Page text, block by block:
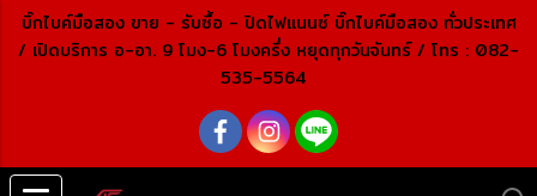
บิ๊กไบค์มือสอง ขาย - รับซื้อ - ปิดไฟแนนซ์ บิ๊กไบค์มือสอง ทั่วประเทศ
/ เปิดบริการ อ-อา. 9 โมง-6 โมงครึ่ง หยุดทุกวันจันทร์ / โทร : 082-
535-5564